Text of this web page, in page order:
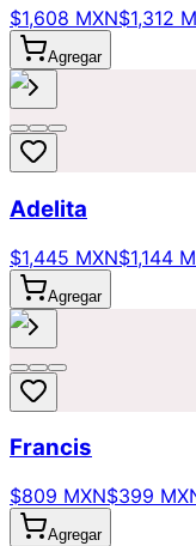
$1,608 MXN$1,312
Agregar
Adelita
$1,445 MXN$1,144
Agregar
Francis
$809 MXN$399
Agregar